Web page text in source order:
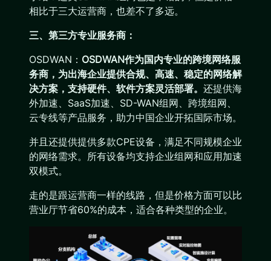
相比于三大运营商，也差不了多远。
三、第三方专业服务商：
OSDWAN： OSDWAN作为国内专业的跨境网络服
务商，为出海企业提供合规、高速、稳定的网络解
决方案，支持硬件、软件方案灵活部署。 还提供海
外加速、SaaS加速、SD-WAN组网、跨境组网、
云专线等产品服务，助力中国企业开拓国际市场。
并且还提供提供多款CPE设备，满足不同规模企业
的网络需求。所有设备均支持企业组网和应用加速
双模式。
走的是跟运营商一样的线路，但是价格方面可以比
营业厅节省60%的成本，适合各种类型的企业。